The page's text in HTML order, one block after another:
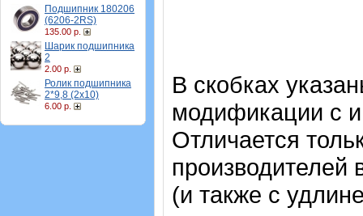
Подшипник 180206
(6206-2RS)
135.00 р.
Шарик подшипника
2
2.00 р.
Ролик подшипника
2*9,8 (2х10)
6.00 р.
В скобках
модификации с
Отличается
производителей
(и также с